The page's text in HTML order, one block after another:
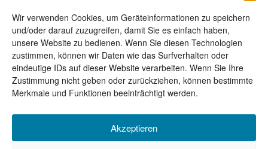
Wir verwenden Cookies, um Geräteinformationen zu speichern
und/oder darauf zuzugreifen, damit Sie es einfach haben,
unsere Website zu bedienen. Wenn Sie diesen Technologien
zustimmen, können wir Daten wie das Surfverhalten oder
eindeutige IDs auf dieser Website verarbeiten. Wenn Sie Ihre
Zustimmung nicht geben oder zurückziehen, können bestimmte
Merkmale und Funktionen beeinträchtigt werden.
Akzeptieren
Folgen Sie uns auf Instagram
Folgen Sie uns auf Facebook
Anfahrtsweg anzeigen